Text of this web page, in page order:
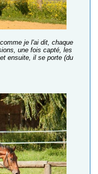
je l'ai dit, chaque
une fois capté, les
ensuite, il se porte (du